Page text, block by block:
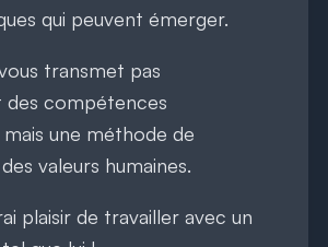
qui peuvent émerger.
transmet pas
des compétences
une méthode de
valeurs humaines.
plaisir de travailler avec un